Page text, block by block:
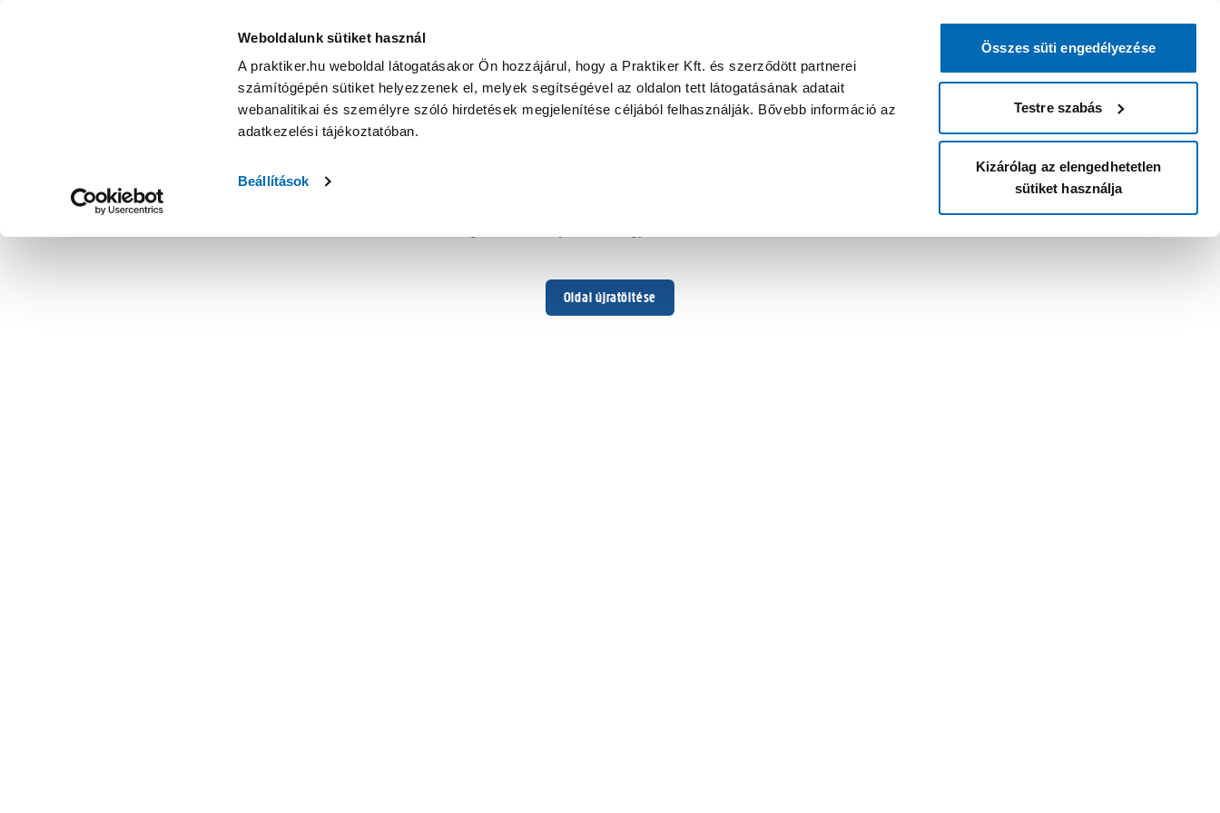
Weboldalunk sütiket használ
A praktiker.hu weboldal látogatásakor Ön hozzájárul, hogy a Praktiker Kft. és szerződött partnerei
számítógépén sütiket helyezzenek el, melyek segítségével az oldalon tett látogatásának adatait
webanalitikai és személyre szóló hirdetések megjelenítése céljából felhasználják. Bővebb információ az
adatkezelési tájékoztatóban.
Beállítások
Összes süti engedélyezése
Testre szabás
Kizárólag az elengedhetetlen
sütiket használja
Oldal újratöltése